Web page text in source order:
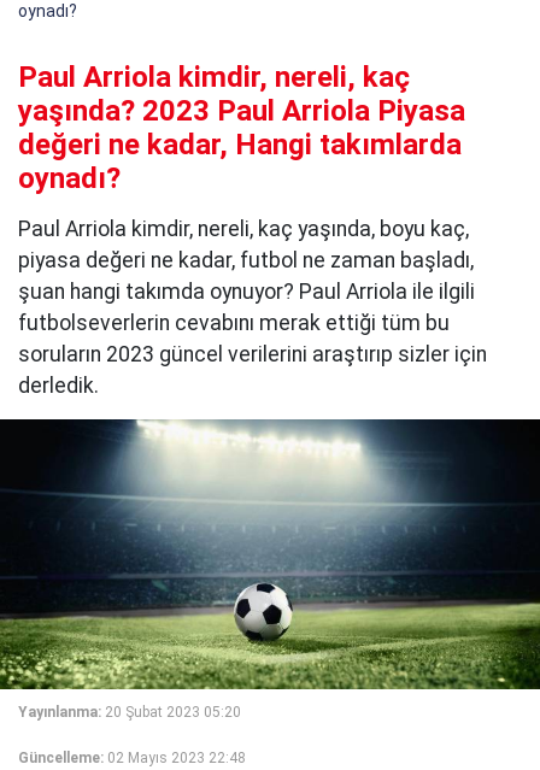
oynadı?
Paul Arriola kimdir, nereli, kaç
yaşında? 2023 Paul Arriola Piyasa
değeri ne kadar, Hangi takımlarda
oynadı?
Paul Arriola kimdir, nereli, kaç yaşında, boyu kaç,
piyasa değeri ne kadar, futbol ne zaman başladı,
şuan hangi takımda oynuyor? Paul Arriola ile ilgili
futbolseverlerin cevabını merak ettiği tüm bu
soruların 2023 güncel verilerini araştırıp sizler için
derledik.
Yayınlanma: 20 Şubat 2023 05:20
Güncelleme: 02 Mayıs 2023 22:48